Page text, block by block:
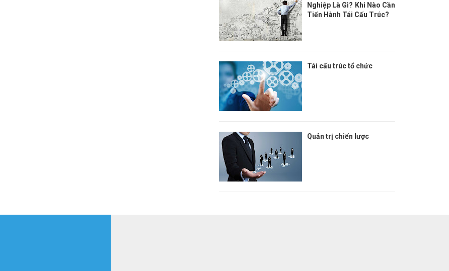
Nghiệp Là Gì? Khi Nào Cần
Tiến Hành Tái Cấu Trúc?
Tái cấu trúc tổ chức
Quản trị chiến lược